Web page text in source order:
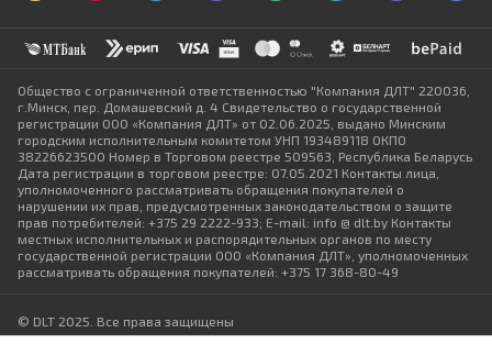
Общество с ограниченной ответственностью "Компания ДЛТ" 220036,
г.Минск, пер. Домашевский д. 4 Свидетельство о государственной
регистрации ООО «Компания ДЛТ» от 02.06.2025, выдано Минским
городским исполнительным комитетом УНП 193489118 ОКПО
38226623500 Номер в Торговом реестре 509563, Республика Беларусь
Дата регистрации в торговом реестре: 07.05.2021 Контакты лица,
уполномоченного рассматривать обращения покупателей о
нарушении их прав, предусмотренных законодательством о защите
прав потребителей: +375 29 2222-933; E-mail: info @ dlt.by Контакты
местных исполнительных и распорядительных органов по месту
государственной регистрации ООО «Компания ДЛТ», уполномоченных
рассматривать обращения покупателей: +375 17 368-80-49
© DLT 2025. Все права защищены
Политика конфиденциальности